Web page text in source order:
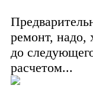
ремонт, надо,
до
расчетом...